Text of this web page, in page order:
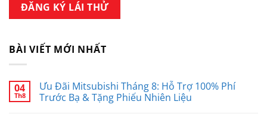
BÀI VIẾT MỚI NHẤT
04
Th8
Ưu Đãi Mitsubishi Tháng 8: Hỗ Trợ 100% Phí
Trước Bạ & Tặng Phiếu Nhiên Liệu